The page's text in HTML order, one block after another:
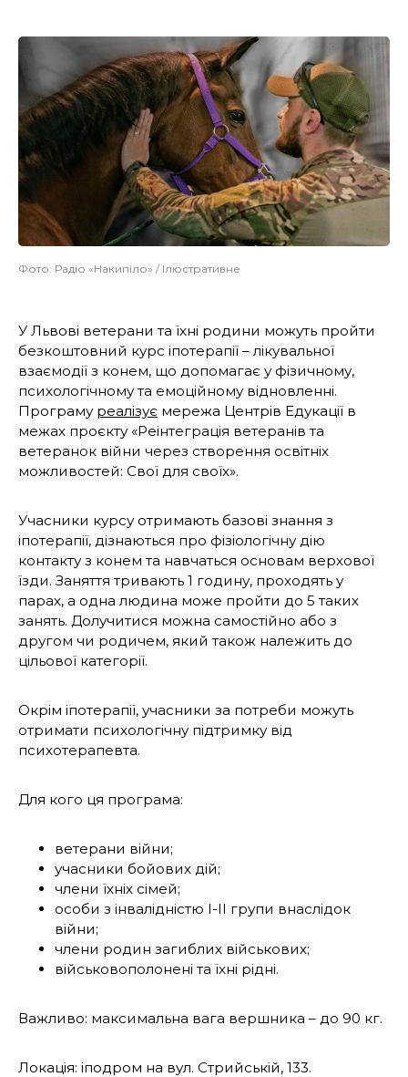
Фото: Радіо «Накипіло» / Ілюстративне
У Львові ветерани та їхні родини можуть пройти
безкоштовний курс іпотерапії – лікувальної
взаємодії з конем, що допомагає у фізичному,
психологічному та емоційному відновленні.
Програму реалізує мережа Центрів Едукації в
межах проєкту «Реінтеграція ветеранів та
ветеранок війни через створення освітніх
можливостей: Свої для своїх».
Учасники курсу отримають базові знання з
іпотерапії, дізнаються про фізіологічну дію
контакту з конем та навчаться основам верхової
їзди. Заняття тривають 1 годину, проходять у
парах, а одна людина може пройти до 5 таких
занять. Долучитися можна самостійно або з
другом чи родичем, який також належить до
цільової категорії.
Окрім іпотерапії, учасники за потреби можуть
отримати психологічну підтримку від
психотерапевта.
Для кого ця програма:
ветерани війни;
учасники бойових дій;
члени їхніх сімей;
особи з інвалідністю І-ІІ групи внаслідок
війни;
члени родин загиблих військових;
військовополонені та їхні рідні.
Важливо: максимальна вага вершника – до 90 кг.
Локація: іподром на вул. Стрийській, 133.